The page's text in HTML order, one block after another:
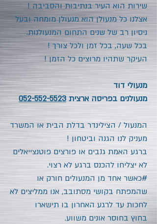
שירות הוא העירבנתיבותוהסביבה !
אצלנו כל מנעולן הוא מנעולן מומחה ובעל
ניסיון רב של שנים התחום המנעולנות.
בכל שעה, בכל זמן ולכל צורך !
העיקר שתהיו מרוצים כל הזמן !
מנעולי דוד
מנעולנים בפריסה ארצית 052-552-5523
המנעול / הצילינדר בדלת הבית או המשרד
מעניק לנו הגנה וביטחון !
ברגע האמת גנבים או פורצים פוטנצייאלים
לא יצליחו להכנס ברגע לא רצוי.
#כאשר אחד מן המנעולים חורק או
שהמפתח בקושי מסתובב, אנו ממליצים לא
לחכות עד לרגע האחרון בו תישארו
בחוץ בחוסר אונים משווע.